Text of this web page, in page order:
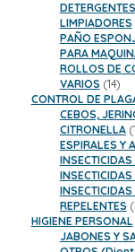
DETERGENTES
LIMPIADORES
PAÑO
PARA
ROLLOS DE
VARIOS 1414
CONTROL DE
CEBOS,
CITRONELLA
ESPIRALES Y
REPELENTES
HIGIENE PERSONAL
JABONES Y